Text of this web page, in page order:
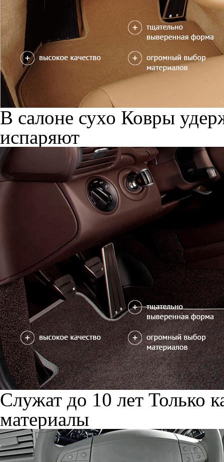
В салоне сухо Ковры
испаряют
Служат до 10 лет Только
материалы